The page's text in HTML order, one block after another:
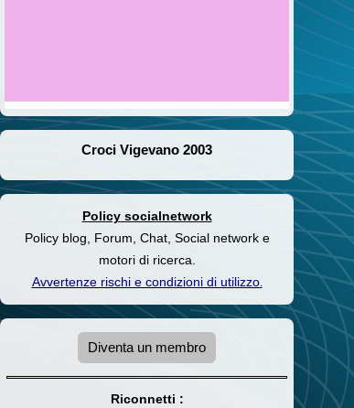
Croci Vigevano 2003
Policy socialnetwork
Policy blog, Forum, Chat, Social network e
motori di ricerca.
Avvertenze rischi e condizioni di utilizzo.
Diventa un membro
Riconnetti :